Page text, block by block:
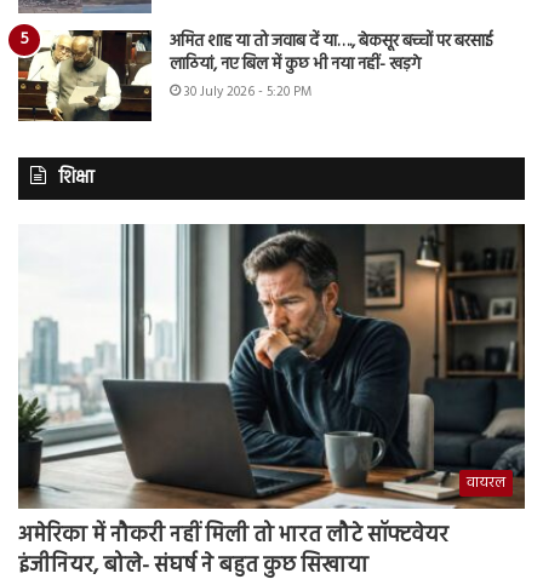
अमित शाह या तो जवाब दें या…., बेकसूर बच्चों पर बरसाई
लाठियां, नए बिल में कुछ भी नया नहीं- खड़गे
30 July 2026 - 5:20 PM
शिक्षा
वायरल
अमेरिका में नौकरी नहीं मिली तो भारत लौटे सॉफ्टवेयर
इंजीनियर, बोले- संघर्ष ने बहुत कुछ सिखाया